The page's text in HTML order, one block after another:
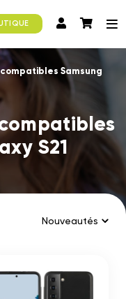
Samsung
S21